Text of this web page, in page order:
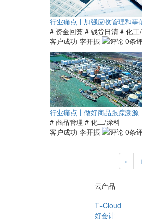
行业痛点丨加强应收管理和事
# 资金回笼 # 钱货日清 # 化工
客户成功-李开振
0条
行业痛点丨做好商品跟踪溯源
# 商品管理 # 化工/涂料
客户成功-李开振
0条
‹ 1
云产品
T+Cloud
好会计